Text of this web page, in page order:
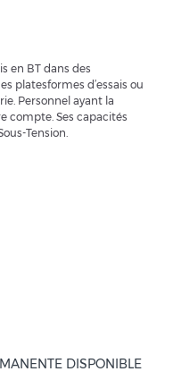
en BT dans des
platesformes d’essais ou
Personnel ayant la
compte. Ses capacités
Tension.
DISPONIBLE